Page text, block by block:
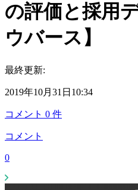
の評価と採用
ウバース】
最終更新:
2019年10月31日10:34
コメント 0 件
コメント
0